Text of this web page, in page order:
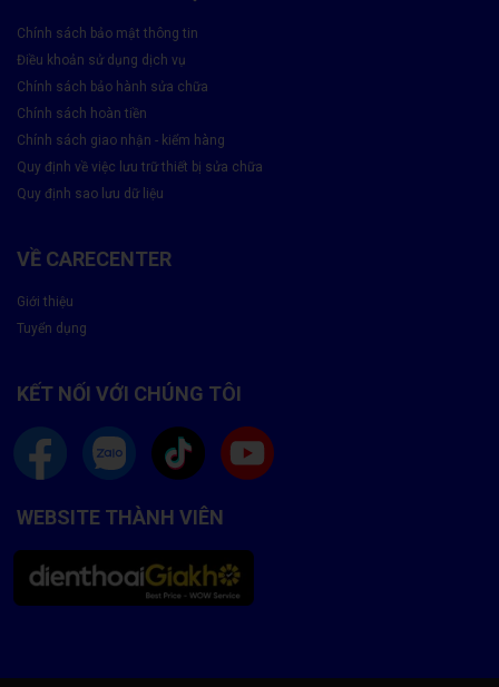
⏰ Thời gian hoạt động
⏱ Thời gian sửa điện thoại
🔧 Linh kiện sửa chữa
📞 Hotline liên hệ
Tìm hiểu chi tiết về pin điện thoại OPPO
Chính sách bảo mật thông tin
Điều khoản sử dụng dịch vụ
Chính sách bảo hành sửa chữa
Chính sách hoàn tiền
Chính sách giao nhận - kiểm hàng
Quy định về việc lưu trữ thiết bị sửa chữa
Quy định sao lưu dữ liệu
VỀ CARECENTER
Giới thiệu
Tuyển dụng
KẾT NỐI VỚI CHÚNG TÔI
WEBSITE THÀNH VIÊN